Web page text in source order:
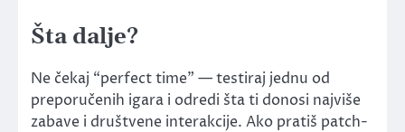
Šta dalje?
Ne čekaj “perfect time” — testiraj jednu od
preporučenih igara i odredi šta ti donosi najviše
zabave i društvene interakcije. Ako pratiš patch-